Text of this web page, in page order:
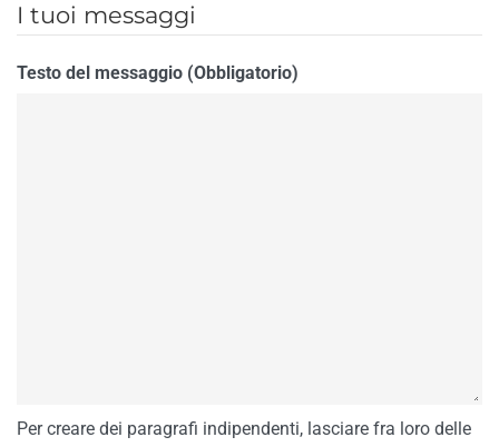
I tuoi messaggi
Testo del messaggio (Obbligatorio)
Per creare dei paragrafi indipendenti, lasciare fra loro delle